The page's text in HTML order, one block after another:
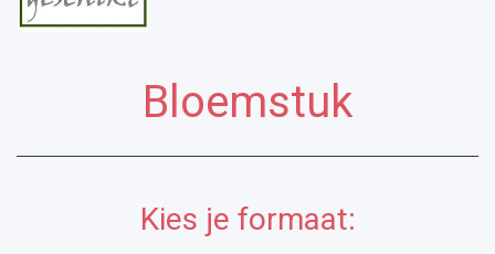
Bloemstuk
Kies je formaat: